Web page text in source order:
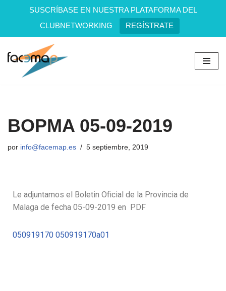
SUSCRÍBASE EN NUESTRA PLATAFORMA DEL
CLUBNETWORKING
REGÍSTRATE
Saltar
BOPMA 05-09-2019
por info@facemap.es 5 septiembre, 2019
Le adjuntamos el Boletin Oficial de la Provincia de
Malaga de fecha 05-09-2019 en PDF
050919170 050919170a01